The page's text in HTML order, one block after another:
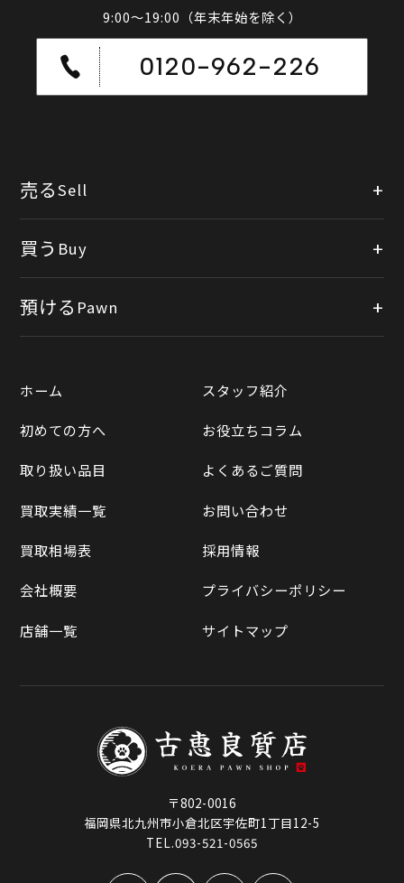
9:00～19:00（年末年始を除く）
0120-962-226
売るSell
店頭買取
宅配買取
LINE査定
買取実績一覧
買取相場表
買う Buy
公式オンラインショップ
Yahooショッピング
Yahoo!オークション
メルカリ
ラクマ
預ける Pawn
ホーム
初めての方へ
取り扱い品目
買取実績一覧
買取相場表
会社概要
店舗一覧
スタッフ紹介
お役立ちコラム
よくあるご質問
お問い合わせ
採用情報
プライバシーポリシー
サイトマップ
〒802-0016
福岡県北九州市小倉北区宇佐町1丁目12-5
TEL.093-521-0565